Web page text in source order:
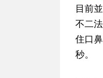
目前
不二
住口
秒。